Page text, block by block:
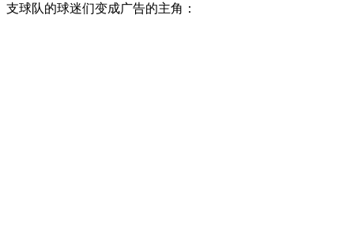
支球队的球迷们变成广告的主角：